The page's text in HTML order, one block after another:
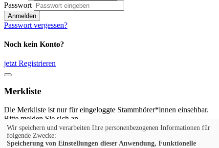
Passwort
Anmelden
Passwort vergessen?
Noch kein Konto?
jetzt Registrieren
Merkliste
Die Merkliste ist nur für eingeloggte Stammhörer*innen einsehbar.
Bitte melden Sie sich an.
Anmelden
Wir speichern und verarbeiten Ihre personenbezogenen Informationen für
folgende Zwecke:
Speicherung von Einstellungen dieser Anwendung, Funktionelle